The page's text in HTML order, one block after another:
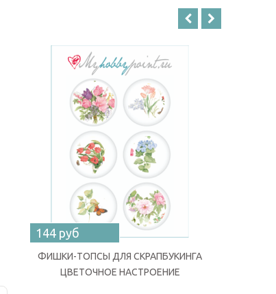
144 руб
ФИШКИ-ТОПСЫ ДЛЯ СКРАПБУКИНГА
ЦВЕТОЧНОЕ НАСТРОЕНИЕ